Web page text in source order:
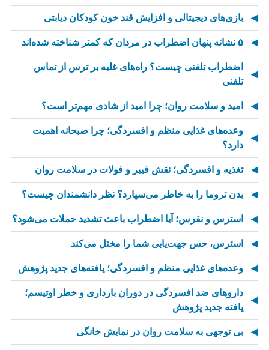
بازی‌های دیجیتالی و افزایش قند خون کودکان دیابتی
۵ نشانه پنهان اضطراب در مردان که کمتر شناخته شده‌اند
اضطراب تلفنی چیست؟ راه‌های غلبه بر ترس از تماس
تلفنی
امید و سلامت روان؛ چرا امید از شادی مهم‌تر است؟
وعده‌های غذایی منظم و افسردگی؛ چرا صبحانه اهمیت
دارد؟
تغذیه و افسردگی؛ نقش فیبر و فولات در سلامت روان
بدن تروما را به خاطر می‌سپارد؟ نظر دانشمندان چیست؟
استرس و نقرس؛ آیا اضطراب باعث تشدید حملات می‌شود؟
استرس، حس جهت‌یابی شما را مختل می‌کند
وعده‌های غذایی منظم و افسردگی؛ یافته‌های جدید پژوهش
داروهای ضد افسردگی در دوران بارداری و خطر اوتیسم؛
یافته جدید پژوهش
بی توجهی به سلامت روان در نمایش خانگی